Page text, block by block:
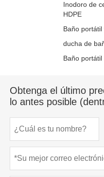
Inodoro de
HDPE
Baño
ducha de
Baño
Obtenga el último
lo antes posible